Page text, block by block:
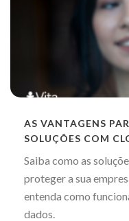
AS VANTAGENS
SOLUÇÕES COM
Saiba como as
proteger a sua
entenda como
dados.